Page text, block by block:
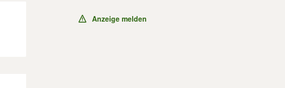
Anzeige melden